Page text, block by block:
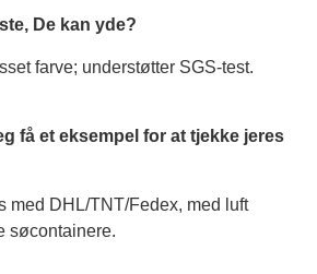
De kan yde?
farve; understøtter SGS-test.
få et eksempel for at tjekke jeres
med DHL/TNT/Fedex, med luft
søcontainere.